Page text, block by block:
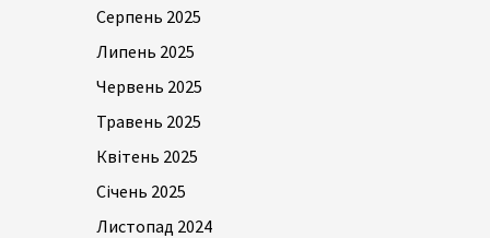
Серпень 2025
Липень 2025
Червень 2025
Травень 2025
Квітень 2025
Січень 2025
Листопад 2024